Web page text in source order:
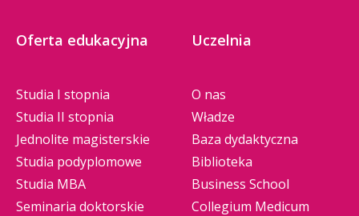
Oferta edukacyjna
Studia I stopnia
Studia II stopnia
Jednolite magisterskie
Studia podyplomowe
Studia MBA
Seminaria doktorskie
Uczelnia
O nas
Władze
Baza dydaktyczna
Biblioteka
Business School
Collegium Medicum